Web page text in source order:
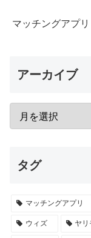
マッチングアプリ
アーカイブ
タグ
マッチングアプリ
ウィズ ヤリ